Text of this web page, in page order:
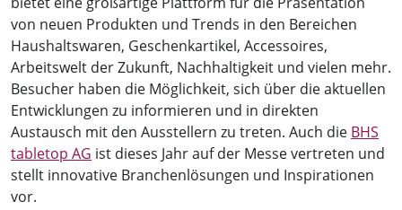
von neuen Produkten und Trends in den Bereichen
Haushaltswaren, Geschenkartikel, Accessoires,
Arbeitswelt der Zukunft, Nachhaltigkeit und vielen mehr.
Besucher haben die Möglichkeit, sich über die aktuellen
Entwicklungen zu informieren und in direkten
Austausch mit den Ausstellern zu treten. Auch die BHS
tabletop AG ist dieses Jahr auf der Messe vertreten und
stellt innovative Branchenlösungen und Inspirationen
vor.